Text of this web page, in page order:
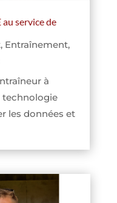
service de
, Entraînement,
à
technologie
les données et